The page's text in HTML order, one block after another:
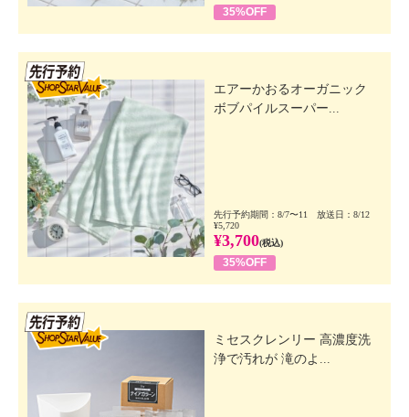
35%OFF
エアーかおるオーガニック
ボブパイルスーパー...
先行予約期間：8/7〜11 放送日：8/12
¥5,720
¥3,700(税込)
35%OFF
ミセスクレンリー 高濃度洗
浄で汚れが 滝のよ...